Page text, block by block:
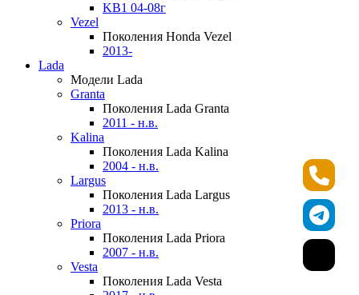
KB1 04-08г
Vezel
Поколения Honda Vezel
2013-
Lada
Модели Lada
Granta
Поколения Lada Granta
2011 - н.в.
Kalina
Поколения Lada Kalina
2004 - н.в.
Largus
Поколения Lada Largus
2013 - н.в.
Priora
Поколения Lada Priora
2007 - н.в.
Vesta
Поколения Lada Vesta